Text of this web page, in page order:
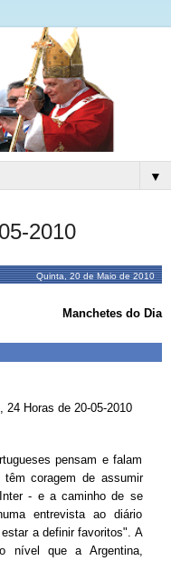
▼
2010
Quinta, 20 de Maio de 2010
Manchetes do Dia
, 24 Horas de 20-05-2010
pensam e falam
coragem de assumir
- e a caminho de se
entrevista ao diário
a definir favoritos". A
nível que a Argentina,